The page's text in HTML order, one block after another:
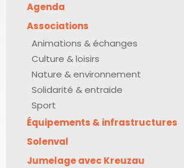
Agenda
Associations
Animations & échanges
Culture & loisirs
Nature & environnement
Solidarité & entraide
Sport
Équipements & infrastructures
Solenval
Jumelage avec Kreuzau